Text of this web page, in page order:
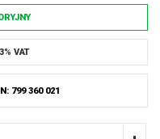
VAT
799 360 021